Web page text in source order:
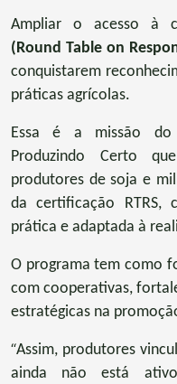
Ampliar o acesso à
(Round Table on
conquistarem
práticas agrícolas.
Essa é a missão do
Produzindo Certo
produtores de soja e
da certificação RTRS,
prática e adaptada à
O programa tem como
com cooperativas,
estratégicas na
“Assim, produtores
ainda não está